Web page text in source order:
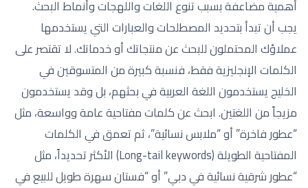
أهمية مضاعفة بسبب تنوع اللغات واللهجات وأنماط البحث.
يجب أن تبدأ بتحديد المصطلحات والعبارات التي يستخدمها
عملاؤك المحتملون للبحث عن منتجاتك أو خدماتك. لا تقتصر على
الكلمات الإنجليزية فقط، فنسبة كبيرة من المتسوقين في
الخليج يستخدمون اللغة العربية في بحثهم، بل وقد يستخدمون
مزيجاً من اللغتين. ابحث عن كلمات مفتاحية عامة وواسعة، مثل
“عطور فاخرة” أو “ملابس نسائية”، ثم تعمق في الكلمات
المفتاحية الطويلة (Long-tail keywords) الأكثر تحديداً، مثل
“عطور شرقية نسائية في دبي” أو “فستان سهرة طويل للبيع في